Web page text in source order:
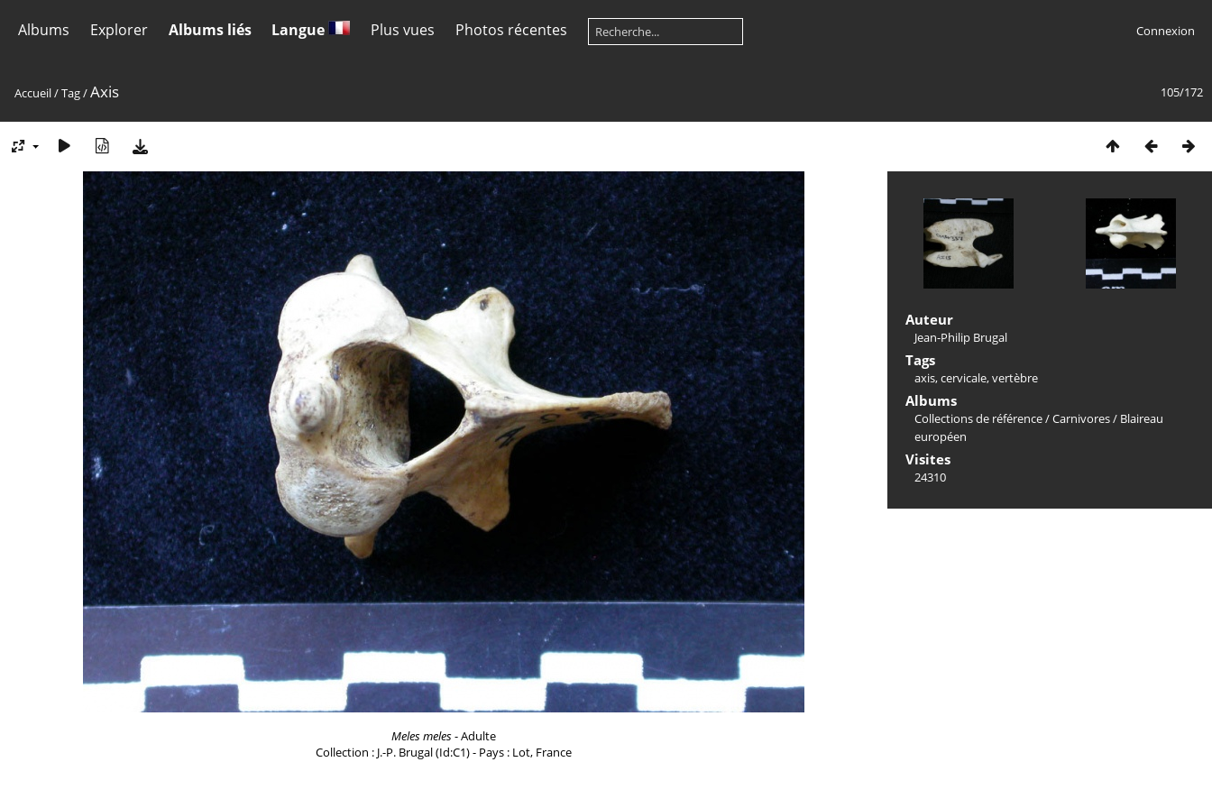
Albums Explorer Albums liés Langue Plus vues Photos récentes Connexion
105/172
Accueil/Tag/Axis
Meles meles- Adulte
Collection : J.-P. Brugal (Id:C1) - Pays : Lot, France
Auteur
Jean-Philip Brugal
Tags
axis,cervicale,vertèbre
Albums
Collections de référence/Carnivores/ Blaireau
européen
Visites
24310